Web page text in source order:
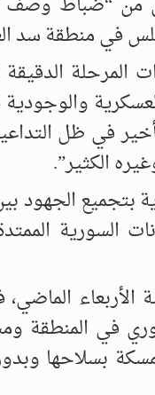
في منطقة سد
الدقيقة
في ظل
الكثير”.
بتجميع الجهود
السورية
في المنطقة
بسلاحها